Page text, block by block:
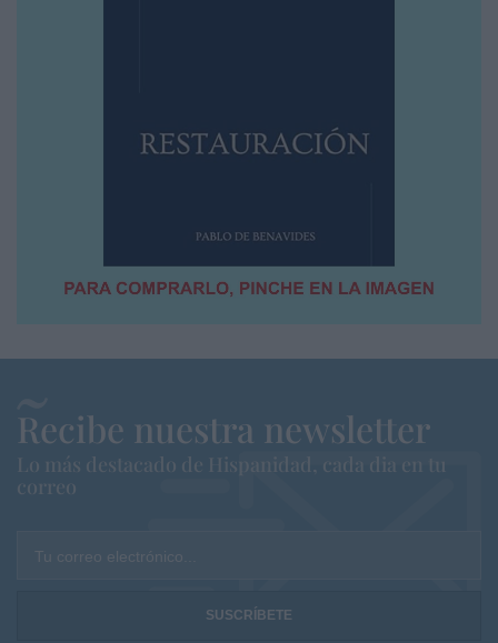
Recibe nuestra newsletter
Lo más destacado de Hispanidad, cada dia en tu
correo
Tu correo electrónico...